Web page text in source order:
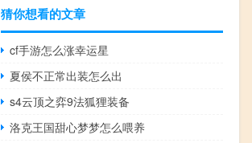
猜你想看的文章
cf手游怎么涨幸运星
夏侯不正常出装怎么出
s4云顶之弈9法狐狸装备
洛克王国甜心梦梦怎么喂养